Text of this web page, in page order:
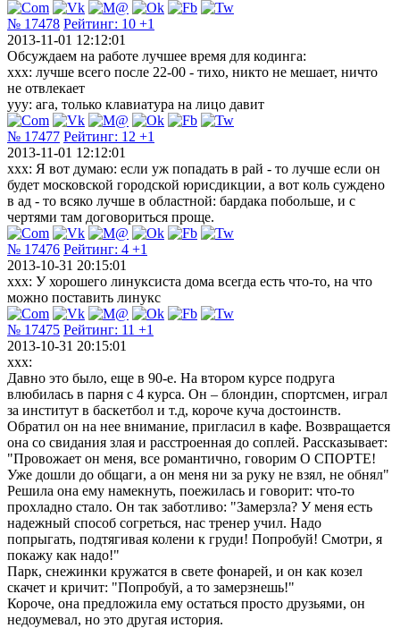
№ 17478 Рейтинг: 10 +1
2013-11-01 12:12:01
Обсуждаем на работе лучшее время для кодинга:
xxx: лучше всего после 22-00 - тихо, никто не мешает, ничто
не отвлекает
yyy: ага, только клавиатура на лицо давит
№ 17477 Рейтинг: 12 +1
2013-11-01 12:12:01
xxx: Я вот думаю: если уж попадать в рай - то лучше если он
будет московской городской юрисдикции, а вот коль суждено
в ад - то всяко лучше в областной: бардака побольше, и с
чертями там договориться проще.
№ 17476 Рейтинг: 4 +1
2013-10-31 20:15:01
xxx: У хорошего линуксиста дома всегда есть что-то, на что
можно поставить линукс
№ 17475 Рейтинг: 11 +1
2013-10-31 20:15:01
xxx:
Давно это было, еще в 90-е. На втором курсе подруга
влюбилась в парня с 4 курса. Он – блондин, спортсмен, играл
за институт в баскетбол и т.д, короче куча достоинств.
Обратил он на нее внимание, пригласил в кафе. Возвращается
она со свидания злая и расстроенная до соплей. Рассказывает:
"Провожает он меня, все романтично, говорим О СПОРТЕ!
Уже дошли до общаги, а он меня ни за руку не взял, не обнял"
Решила она ему намекнуть, поежилась и говорит: что-то
прохладно стало. Он так заботливо: "Замерзла? У меня есть
надежный способ согреться, нас тренер учил. Надо
попрыгать, подтягивая колени к груди! Попробуй! Смотри, я
покажу как надо!"
Парк, снежинки кружатся в свете фонарей, и он как козел
скачет и кричит: "Попробуй, а то замерзнешь!"
Короче, она предложила ему остаться просто друзьями, он
недоумевал, но это другая история.